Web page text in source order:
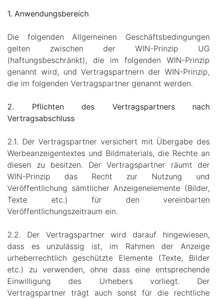
1. Anwendungsbereich
Die folgenden Allgemeinen Geschäftsbedingungen
gelten zwischen der WIN-Prinzip UG
(haftungsbeschränkt), die im folgenden WIN-Prinzip
genannt wird, und Vertragspartnern der WIN-Prinzip,
die im folgenden Vertragspartner genannt werden.
2. Pflichten des Vertragspartners nach
Vertragsabschluss
2.1. Der Vertragspartner versichert mit Übergabe des
Werbeanzeigentextes und Bildmaterials, die Rechte an
diesen zu besitzen. Der Vertragspartner räumt der
WIN-Prinzip das Recht zur Nutzung und
Veröffentlichung sämtlicher Anzeigenelemente (Bilder,
Texte etc.) für den vereinbarten
Veröffentlichungszeitraum ein.
2.2. Der Vertragspartner wird darauf hingewiesen,
dass es unzulässig ist, im Rahmen der Anzeige
urheberrechtlich geschützte Elemente (Texte, Bilder
etc.) zu verwenden, ohne dass eine entsprechende
Einwilligung des Urhebers vorliegt. Der
Vertragspartner trägt auch sonst für die rechtliche